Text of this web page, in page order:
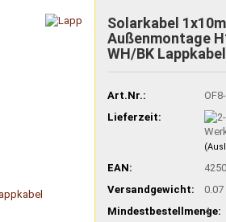
Nachrüst-Sets PV-
Zubehör für PV-Thermie
Solarkabel
Außenmontage
WH/BK
Art.Nr.:
Lieferzeit:
EAN:
Versandgewicht:
0.07
Mindestbestellmenge:
4